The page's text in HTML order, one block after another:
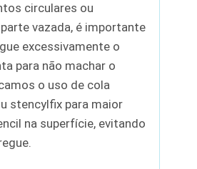
circulares ou
vazada, é importante
excessivamente o
para não machar o
o uso de cola
stencylfix para maior
na superfície, evitando